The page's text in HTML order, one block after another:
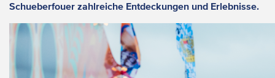
Schueberfouer zahlreiche Entdeckungen und Erlebnisse.